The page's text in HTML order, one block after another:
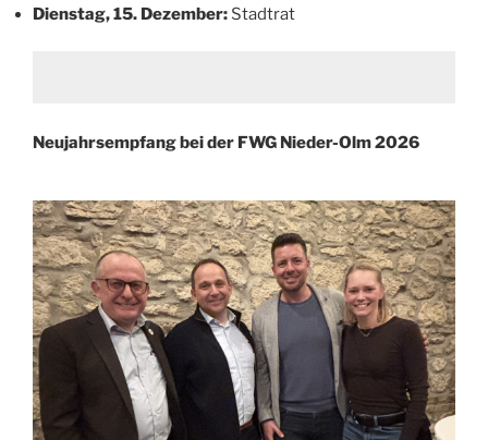
Dienstag, 15. Dezember: Stadtrat
Neujahrsempfang bei der FWG Nieder-Olm 2026